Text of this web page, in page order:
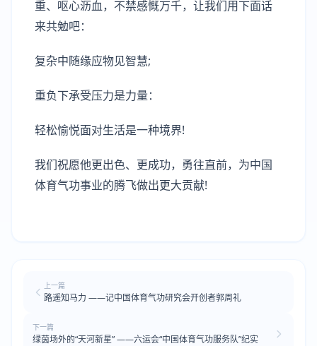
重、呕心沥血，不禁感慨万千，让我们用下面话
来共勉吧：
复杂中随缘应物见智慧;
重负下承受压力是力量：
轻松愉悦面对生活是一种境界!
我们祝愿他更出色、更成功，勇往直前，为中国
体育气功事业的腾飞做出更大贡献!
上一篇
路遥知马力 ——记中国体育气功研究会开创者郭周礼
下一篇
绿茵场外的“天河新星” ——六运会“中国体育气功服务队”纪实